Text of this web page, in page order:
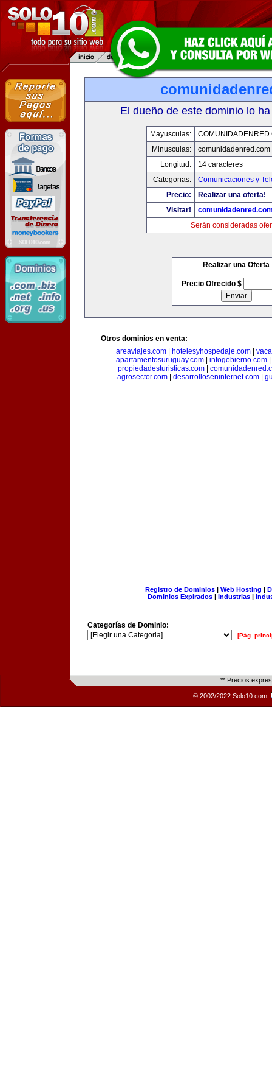
El dueño de este dominio lo
Mayusculas:
Minusculas:
comunidadenred.com
Longitud:
14 caracteres
Categorias:
Comunicaciones y
Precio:
Realizar una oferta!
Visitar!
Serán consideradas
Realizar una Oferta
Precio Ofrecido $
Otros dominios en venta:
areaviajes.com
hotelesyhospedaje.com
apartamentosuruguay.com
infogobierno.com
propiedadesturisticas.com|
agrosector.com
desarrolloseninternet.com
Registro de Dominios| Web Hosting |
Dominios Expirados | Industrias |
Categorías de Dominio:
[Pág.
** Precios
© 2002/2022 Solo10.com